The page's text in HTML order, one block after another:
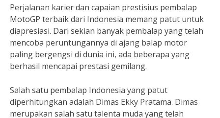
Perjalanan karier dan capaian prestisius pembalap
MotoGP terbaik dari Indonesia memang patut untuk
diapresiasi. Dari sekian banyak pembalap yang telah
mencoba peruntungannya di ajang balap motor
paling bergengsi di dunia ini, ada beberapa yang
berhasil mencapai prestasi gemilang.
Salah satu pembalap Indonesia yang patut
diperhitungkan adalah Dimas Ekky Pratama. Dimas
merupakan salah satu talenta muda yang telah